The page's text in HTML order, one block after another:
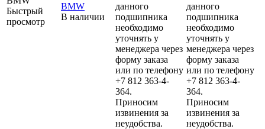
Быстрый
просмотр
BMW
В наличии
данного
подшипника
необходимо
уточнять у
менеджера через
форму заказа
или по телефону
+7 812 363-4-
364.
Приносим
извинения за
неудобства.
данного
подшипника
необходимо
уточнять у
менеджера через
форму заказа
или по телефону
+7 812 363-4-
364.
Приносим
извинения за
неудобства.